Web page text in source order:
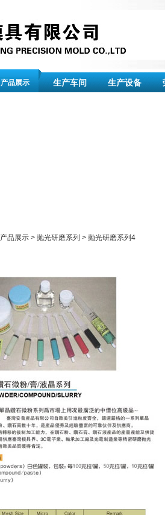
产品展示 生产车间 生产设备
产品展示 > 抛光研磨系列 > 抛光研磨系列4